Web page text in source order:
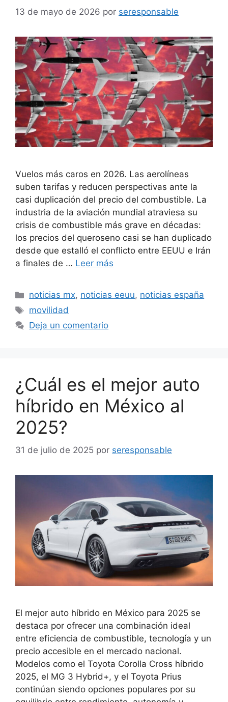
13 de mayo de 2026 por seresponsable
Vuelos más caros en 2026. Las aerolíneas
suben tarifas y reducen perspectivas ante la
casi duplicación del precio del combustible. La
industria de la aviación mundial atraviesa su
crisis de combustible más grave en décadas:
los precios del queroseno casi se han duplicado
desde que estalló el conflicto entre EEUU e Irán
a finales de … Leer más
Categorías
noticias mx, noticias eeuu, noticias españa
Etiquetas
movilidad
Deja un comentario
¿Cuál es el mejor auto
híbrido en México al
2025?
31 de julio de 2025 por seresponsable
El mejor auto híbrido en México para 2025 se
destaca por ofrecer una combinación ideal
entre eficiencia de combustible, tecnología y un
precio accesible en el mercado nacional.
Modelos como el Toyota Corolla Cross híbrido
2025, el MG 3 Hybrid+, y el Toyota Prius
continúan siendo opciones populares por su